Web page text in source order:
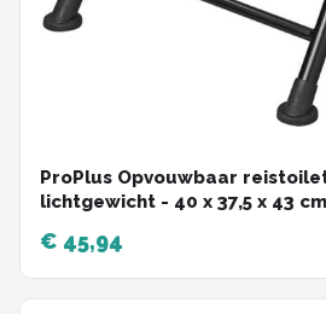
ProPlus Opvouwbaar
lichtgewicht - 40 x 37,5 x 43
€ 45,94